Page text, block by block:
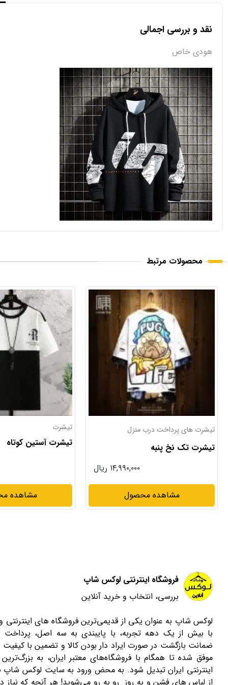
نقد و بررسی اجمالی
هودی خاص
محصولات مرتبط
15%
تیشرت
تیشرت آستین کوتاه
۱۱,۹۰۰,۰۰۰ ریال
مشاهده محصول
کاپشن
کاپشن داخل آستر
مشاهده
فروشگاه اینترنتی لوکس شاپ
بررسی، انتخاب و خرید آنلاین
لوکس شاپ به عنوان یکی از قدیمی‌ترین فروشگاه های
با بیش از یک دهه تجربه، با پایبندی به سه اصل،
ضمانت بازگشت در صورت ایراد دار بودن کالا و تضمین با کیفیت
موفق شده تا همگام با فروشگاه‌های معتبر ایران، به
اینترنتی ایران تبدیل شود. به محض ورود به سایت لوکس شاپ
از لباس های فشن و به روز رو به رو می‌شوید! هر آنچه که نیاز